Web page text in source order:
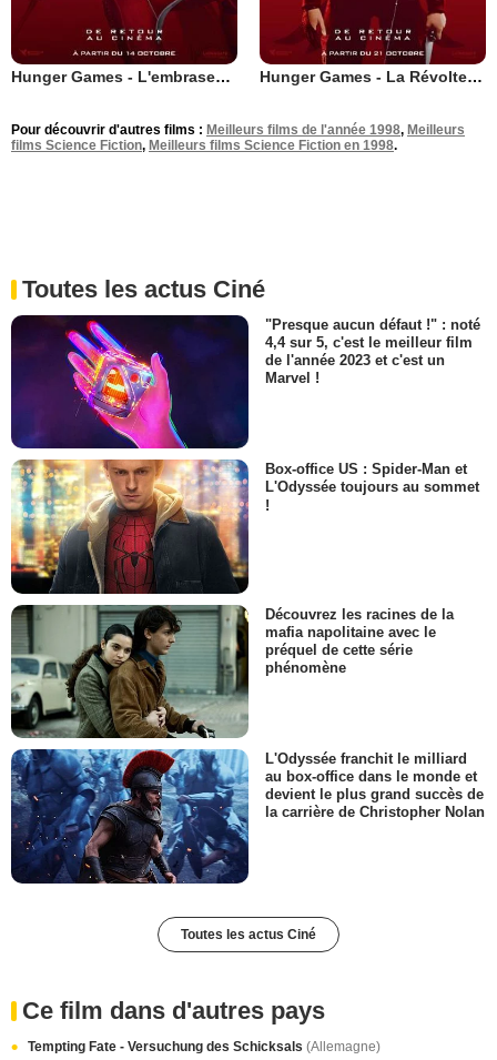
Hunger Games - L'embrasement Hunger Games - La Révolte : Partie 1
Pour découvrir d'autres films : Meilleurs films de l'année 1998, Meilleurs
films Science Fiction, Meilleurs films Science Fiction en 1998.
Toutes les actus Ciné
"Presque aucun défaut !" : noté
4,4 sur 5, c'est le meilleur film
de l'année 2023 et c'est un
Marvel !
Box-office US : Spider-Man et
L'Odyssée toujours au sommet
!
Découvrez les racines de la
mafia napolitaine avec le
préquel de cette série
phénomène
L'Odyssée franchit le milliard
au box-office dans le monde et
devient le plus grand succès de
la carrière de Christopher Nolan
Toutes les actus Ciné
Ce film dans d'autres pays
Tempting Fate - Versuchung des Schicksals (Allemagne)